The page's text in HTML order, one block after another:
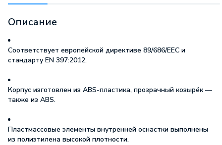
Описание
Соответствует европейской директиве 89/686/ЕЕС и
стандартуEN 397:2012.
Корпус изготовлен из ABS-пластика, прозрачный козырёк —
также из ABS.
Пластмассовые элементы внутренней оснастки выполнены
из полиэтилена высокой плотности.